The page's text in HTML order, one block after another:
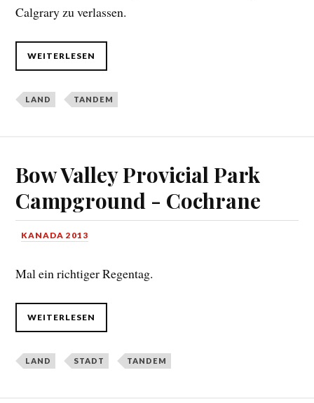
Calgrary zu verlassen.
WEITERLESEN
LAND TANDEM
Bow Valley Provicial Park
Campground - Cochrane
KANADA 2013
Mal ein richtiger Regentag.
WEITERLESEN
LAND STADT TANDEM